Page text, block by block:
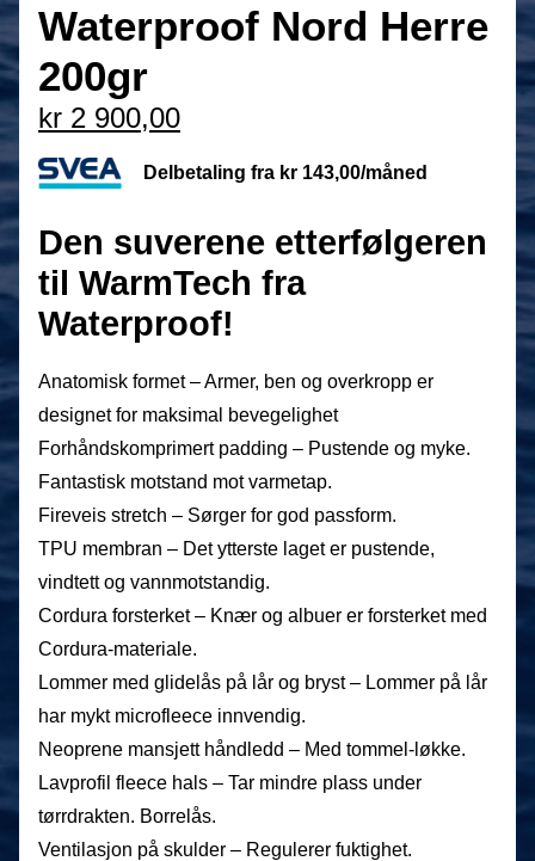
Waterproof Nord Herre
200gr
kr 2 900,00
Delbetaling fra kr 143,00/måned
Den suverene etterfølgeren
til WarmTech fra
Waterproof!
Anatomisk formet – Armer, ben og overkropp er
designet for maksimal bevegelighet
Forhåndskomprimert padding – Pustende og myke.
Fantastisk motstand mot varmetap.
Fireveis stretch – Sørger for god passform.
TPU membran – Det ytterste laget er pustende,
vindtett og vannmotstandig.
Cordura forsterket – Knær og albuer er forsterket med
Cordura-materiale.
Lommer med glidelås på lår og bryst – Lommer på lår
har mykt microfleece innvendig.
Neoprene mansjett håndledd – Med tommel-løkke.
Lavprofil fleece hals – Tar mindre plass under
tørrdrakten. Borrelås.
Ventilasjon på skulder – Regulerer fuktighet.